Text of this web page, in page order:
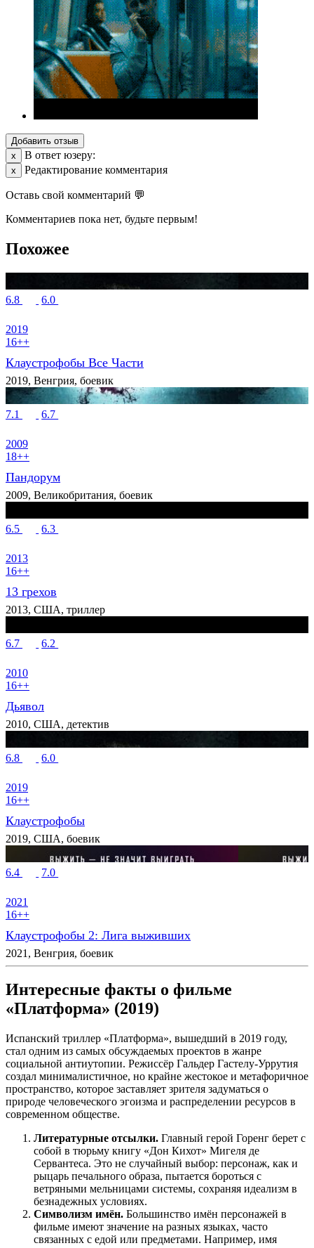
Добавить отзыв
х
В ответ юзеру:
х Редактирование комментария
Оставь свой комментарий 💬
Комментариев пока нет, будьте первым!
Похожее
6.8 6.0
2019
16++
Клаустрофобы Все Части
2019, Венгрия, боевик
7.1 6.7
2009
18++
Пандорум
2009, Великобритания, боевик
6.5 6.3
2013
16++
13 грехов
2013, США, триллер
6.7 6.2
2010
16++
Дьявол
2010, США, детектив
6.8 6.0
2019
16++
Клаустрофобы
2019, США, боевик
6.4 7.0
2021
16++
Клаустрофобы 2: Лига выживших
2021, Венгрия, боевик
Интересные факты о фильме
«Платформа» (2019)
Испанский триллер «Платформа», вышедший в 2019 году,
стал одним из самых обсуждаемых проектов в жанре
социальной антиутопии. Режиссёр Гальдер Гастелу-Уррутия
создал минималистичное, но крайне жестокое и метафоричное
пространство, которое заставляет зрителя задуматься о
природе человеческого эгоизма и распределении ресурсов в
современном обществе.
Литературные отсылки. Главный герой Горенг берет с
собой в тюрьму книгу «Дон Кихот» Мигеля де
Сервантеса. Это не случайный выбор: персонаж, как и
рыцарь печального образа, пытается бороться с
ветряными мельницами системы, сохраняя идеализм в
безнадежных условиях.
Символизм имён. Большинство имён персонажей в
фильме имеют значение на разных языках, часто
связанных с едой или предметами. Например, имя